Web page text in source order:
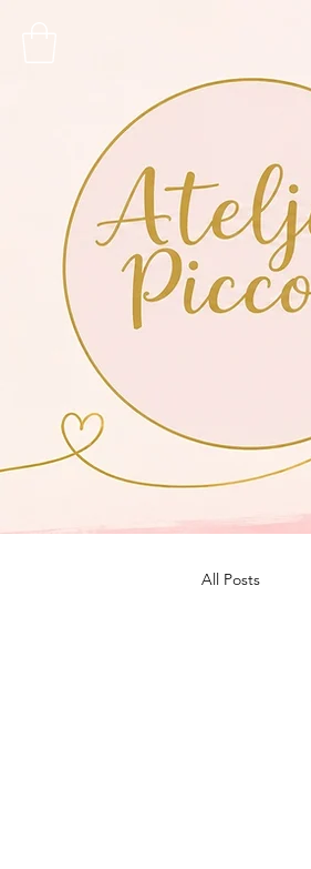
All Posts